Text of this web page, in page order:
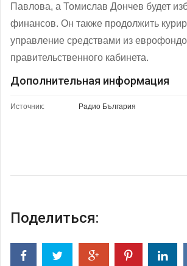
Павлова, а Томислав Дончев будет
финансов. Он также продолжить
управление средствами из
правительственного кабинета.
Дополнительная информация
Источник: Радио България
Поделиться: